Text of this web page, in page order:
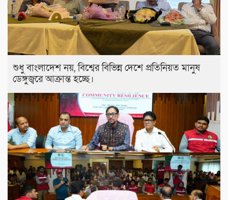
শুধু বাংলাদেশ নয়, বিশ্বের বিভিন্ন দেশে প্রতিনিয়ত মানুষ
ডেঙ্গুজ্বরে আক্রান্ত হচ্ছে।